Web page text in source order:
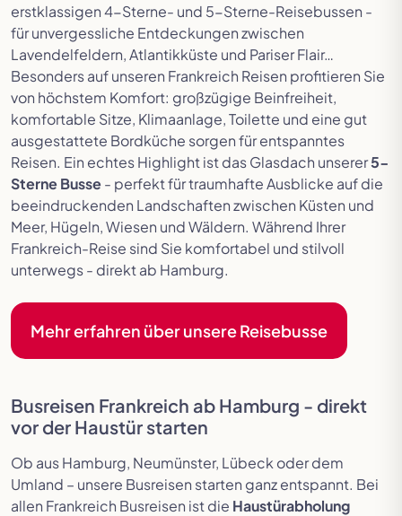
erstklassigen 4-Sterne- und 5-Sterne-Reisebussen -
für unvergessliche Entdeckungen zwischen
Lavendelfeldern, Atlantikküste und Pariser Flair…
Besonders auf unseren Frankreich Reisen profitieren Sie
von höchstem Komfort: großzügige Beinfreiheit,
komfortable Sitze, Klimaanlage, Toilette und eine gut
ausgestattete Bordküche sorgen für entspanntes
Reisen. Ein echtes Highlight ist das Glasdach unserer5-
Sterne Busse- perfekt für traumhafte Ausblicke auf die
beeindruckenden Landschaften zwischen Küsten und
Meer, Hügeln, Wiesen und Wäldern. Während Ihrer
Frankreich-Reise sind Sie komfortabel und stilvoll
unterwegs - direkt ab Hamburg.
Mehr erfahren über unsere Reisebusse
Busreisen Frankreich ab Hamburg - direkt
vor der Haustür starten
Ob aus Hamburg, Neumünster, Lübeck oder dem
Umland – unsere Busreisen starten ganz entspannt. Bei
allen Frankreich Busreisen ist die Haustürabholung